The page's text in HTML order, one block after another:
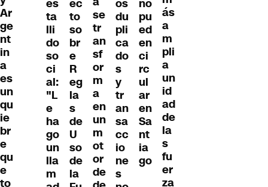
Ar
ge
nt
in
a
es
un
qu
ie
br
e
qu
e
to
es
ta
lli
do
so
ci
al:
"L
e
ha
go
un
lla
m
ec
to
so
br
e
R
eg
la
s
de
U
so
de
la
se
tr
an
sf
or
m
a
en
un
m
ot
or
de
os
du
pli
ca
do
s
y
tr
an
sa
cc
io
ne
s
no
pu
ed
en
ci
rc
ul
ar
en
Sa
nt
ia
go
ás
a
m
pli
a
un
id
ad
de
la
s
fu
er
za